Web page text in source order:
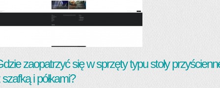
zaopatrzyć się w sprzęty typu stoły
i półkami?